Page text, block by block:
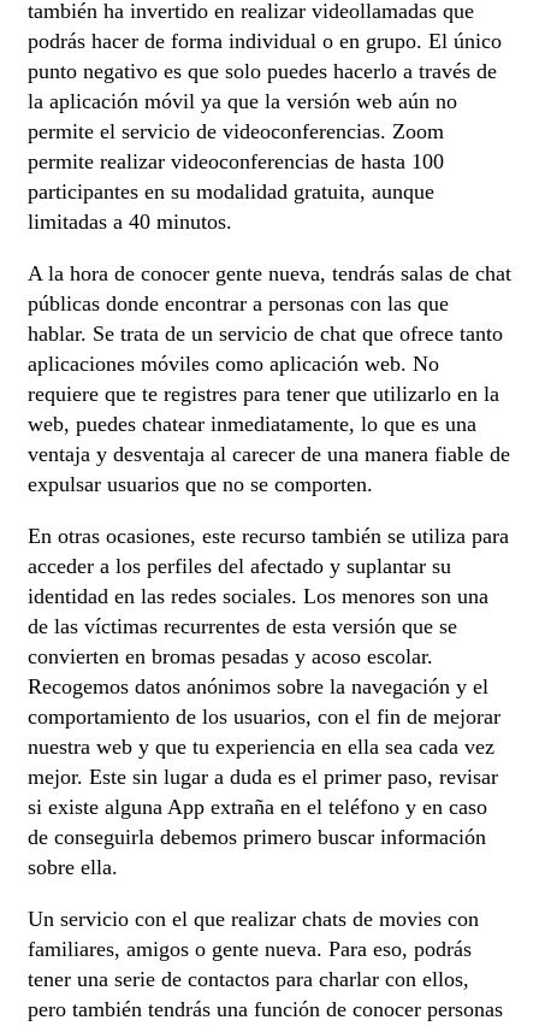
también ha invertido en realizar videollamadas que
podrás hacer de forma individual o en grupo. El único
punto negativo es que solo puedes hacerlo a través de
la aplicación móvil ya que la versión web aún no
permite el servicio de videoconferencias. Zoom
permite realizar videoconferencias de hasta 100
participantes en su modalidad gratuita, aunque
limitadas a 40 minutos.
A la hora de conocer gente nueva, tendrás salas de chat
públicas donde encontrar a personas con las que
hablar. Se trata de un servicio de chat que ofrece tanto
aplicaciones móviles como aplicación web. No
requiere que te registres para tener que utilizarlo en la
web, puedes chatear inmediatamente, lo que es una
ventaja y desventaja al carecer de una manera fiable de
expulsar usuarios que no se comporten.
En otras ocasiones, este recurso también se utiliza para
acceder a los perfiles del afectado y suplantar su
identidad en las redes sociales. Los menores son una
de las víctimas recurrentes de esta versión que se
convierten en bromas pesadas y acoso escolar.
Recogemos datos anónimos sobre la navegación y el
comportamiento de los usuarios, con el fin de mejorar
nuestra web y que tu experiencia en ella sea cada vez
mejor. Este sin lugar a duda es el primer paso, revisar
si existe alguna App extraña en el teléfono y en caso
de conseguirla debemos primero buscar información
sobre ella.
Un servicio con el que realizar chats de movies con
familiares, amigos o gente nueva. Para eso, podrás
tener una serie de contactos para charlar con ellos,
pero también tendrás una función de conocer personas